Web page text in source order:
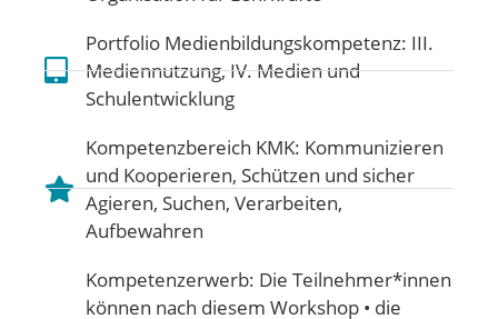
Portfolio Medienbildungskompetenz: III.
Mediennutzung,IV. Medien und
Schulentwicklung
Kompetenzbereich KMK: Kommunizieren
und Kooperieren, Schützen und sicher
Agieren, Suchen, Verarbeiten,
Aufbewahren
Kompetenzerwerb: Die Teilnehmer*innen
können nach diesem Workshop • die